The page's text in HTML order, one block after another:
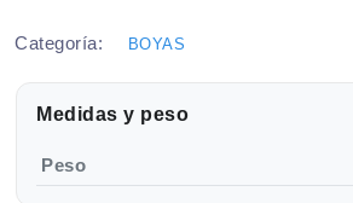
Categoría: BOYAS
Medidas y peso
Peso